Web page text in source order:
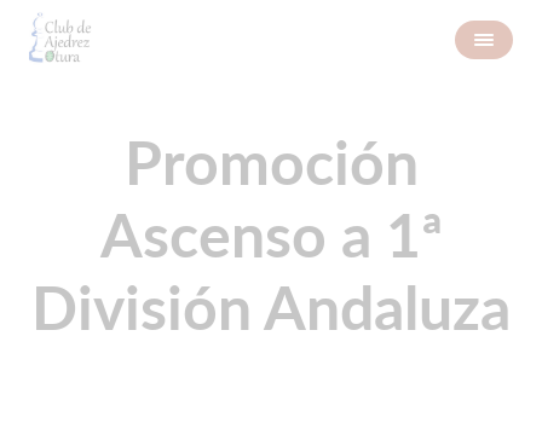
Promoción
Ascenso a 1ª
División Andaluza